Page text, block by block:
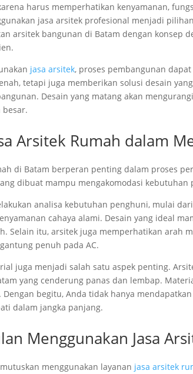
harus memperhatikan kenyamanan,
jasa arsitek profesional menjadi
arsitek bangunan di Batam dengan konsep
jasa arsitek, proses pembangunan
tetapi juga memberikan solusi desain
Desain yang matang akan
besar.
Arsitek Rumah dalam
di Batam berperan penting dalam proses
dibuat mampu mengakomodasi kebutuhan
analisa kebutuhan penghuni, mulai
cahaya alami. Desain yang ideal
Selain itu, arsitek juga memperhatikan arah
penuh pada AC.
juga menjadi salah satu aspek penting.
yang cenderung panas dan lembap.
begitu, Anda tidak hanya
dalam jangka panjang.
Menggunakan Jasa
menggunakan layanan jasa arsitek